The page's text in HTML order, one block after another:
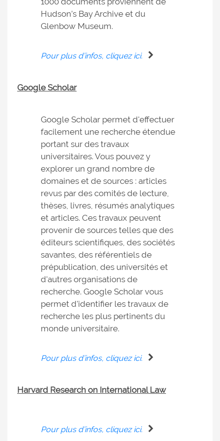
Hudson’s Bay Archive et du
Glenbow Museum.
Pour plus d’infos, cliquez ici.
Google Scholar
Google Scholar permet d'effectuer
facilement une recherche étendue
portant sur des travaux
universitaires. Vous pouvez y
explorer un grand nombre de
domaines et de sources : articles
revus par des comités de lecture,
thèses, livres, résumés analytiques
et articles. Ces travaux peuvent
provenir de sources telles que des
éditeurs scientifiques, des sociétés
savantes, des référentiels de
prépublication, des universités et
d'autres organisations de
recherche. Google Scholar vous
permet d'identifier les travaux de
recherche les plus pertinents du
monde universitaire.
Pour plus d’infos, cliquez ici.
Harvard Research on International Law
Pour plus d’infos, cliquez ici.